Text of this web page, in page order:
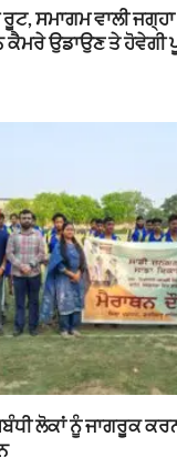
ਰੂਟ, ਸਮਾਗਮ ਵਾਲੀ
ਕੈਮਰੇ ਉਡਾਉਣ ਤੇ ਹੋਵੇਗੀ
ਲੋਕਾਂ ਨੂੰ ਜਾਗਰੂਕ